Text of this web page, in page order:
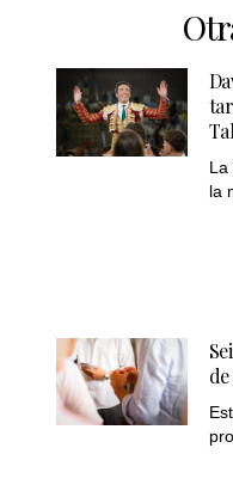
La
la